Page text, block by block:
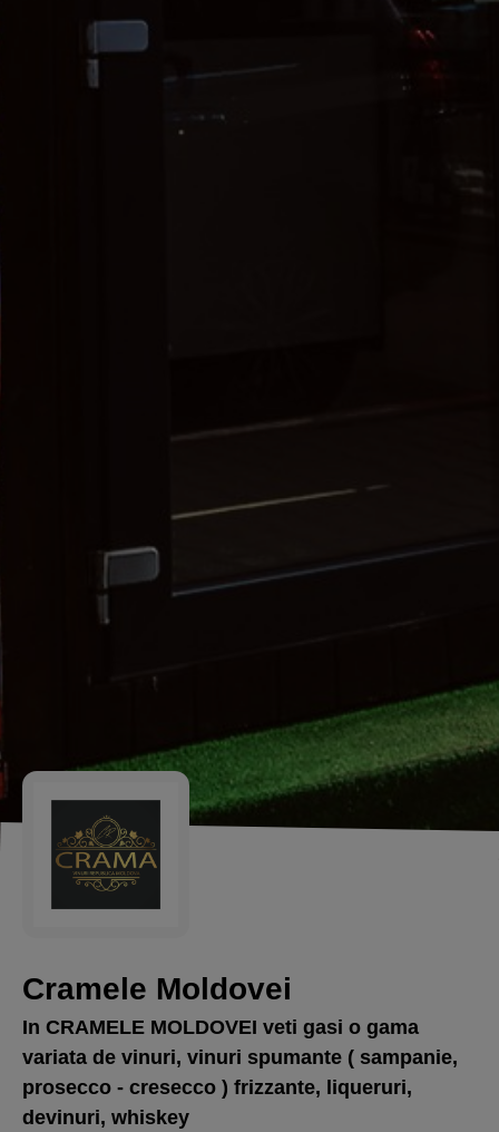
Cramele Moldovei
In CRAMELE MOLDOVEI veti gasi o gama
variata de vinuri, vinuri spumante ( sampanie,
prosecco - cresecco ) frizzante, liqueruri,
devinuri, whiskey